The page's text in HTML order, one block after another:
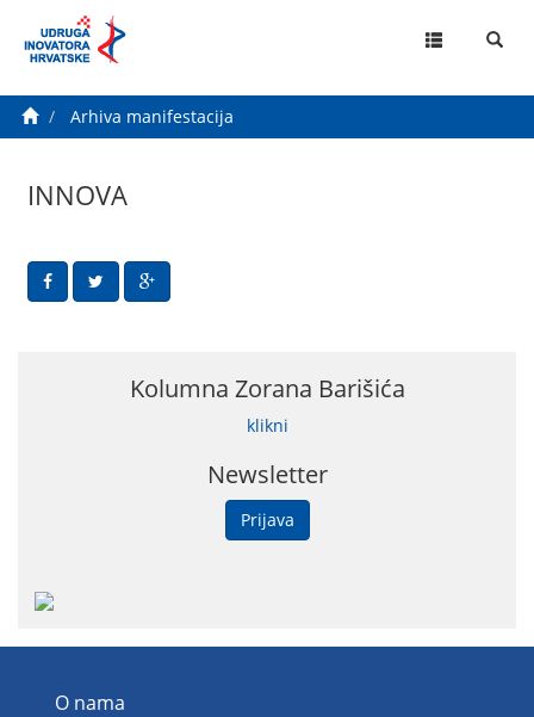
MENU
Arhiva manifestacija
INNOVA
Kolumna Zorana Barišića
klikni
Newsletter
Prijava
O nama